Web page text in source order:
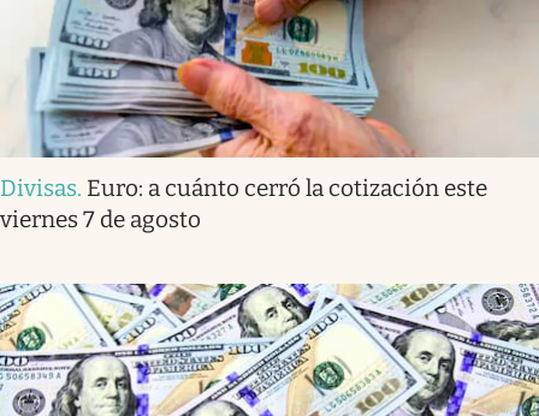
Divisas. Euro: a cuánto cerró la cotización este
viernes 7 de agosto